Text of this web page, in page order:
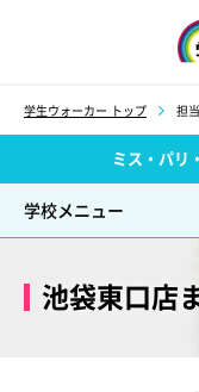
学生ウォーカー トップ 担
ミス・パリ
学校メニュー
池袋東口店